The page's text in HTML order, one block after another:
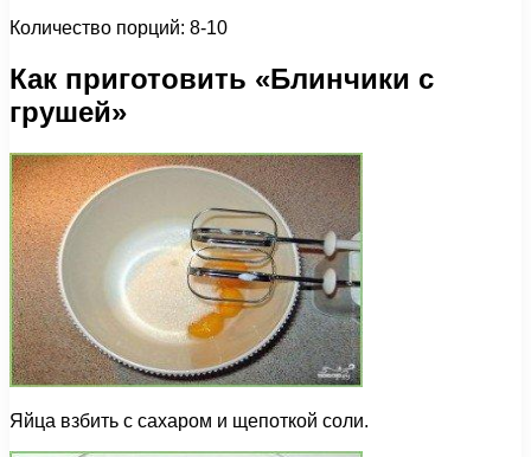
Количество порций: 8-10
Как приготовить «Блинчики с
грушей»
Яйца взбить с сахаром и щепоткой соли.